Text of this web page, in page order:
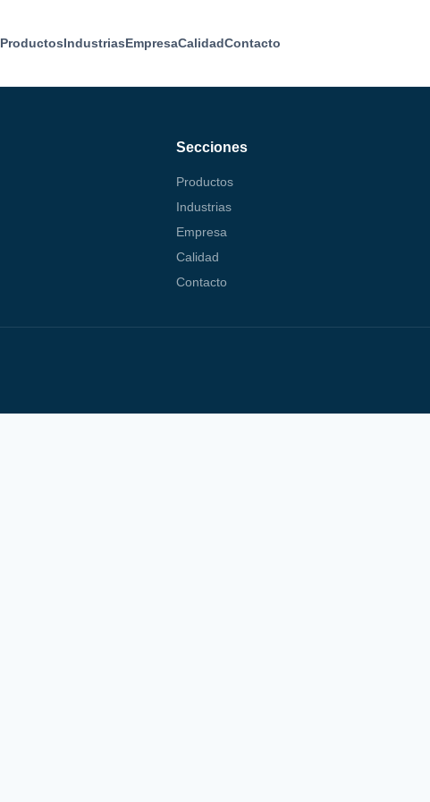
ProductosIndustriasEmpresaCalidadContacto
Secciones
Productos
Industrias
Empresa
Calidad
Contacto